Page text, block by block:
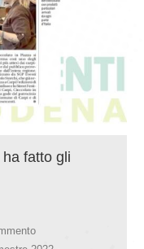
ha fatto gli